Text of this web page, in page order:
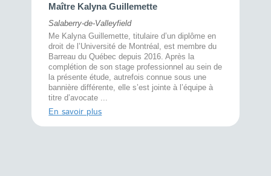
Maître Kalyna Guillemette
Salaberry-de-Valleyfield
Me Kalyna Guillemette, titulaire d’un diplôme en
droit de l’Université de Montréal, est membre du
Barreau du Québec depuis 2016. Après la
complétion de son stage professionnel au sein de
la présente étude, autrefois connue sous une
bannière différente, elle s’est jointe à l’équipe à
titre d’avocate ...
En savoir plus